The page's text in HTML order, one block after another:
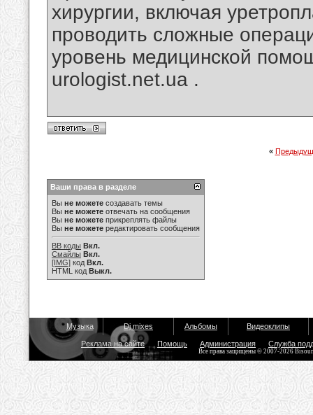
хирургии, включая
проводить сложные
уровень медицинской
urologist.net.ua .
«
Ваши права в разделе
Вы не можете создавать темы
Вы не можете отвечать на сообщения
Вы не можете прикреплять файлы
Вы не можете редактировать сообщения
BB коды Вкл.
Смайлы Вкл.
[IMG] код Вкл.
HTML код Выкл.
Музыка Dj mixes Альбомы Видеоклипы
Реклама на сайте Помощь Администрация Служба
Все права защищены © 2007-2026